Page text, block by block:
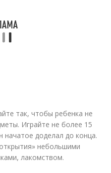
так, чтобы ребенка не
Играйте не более 15
доделал до конца.
небольшими
лакомством.